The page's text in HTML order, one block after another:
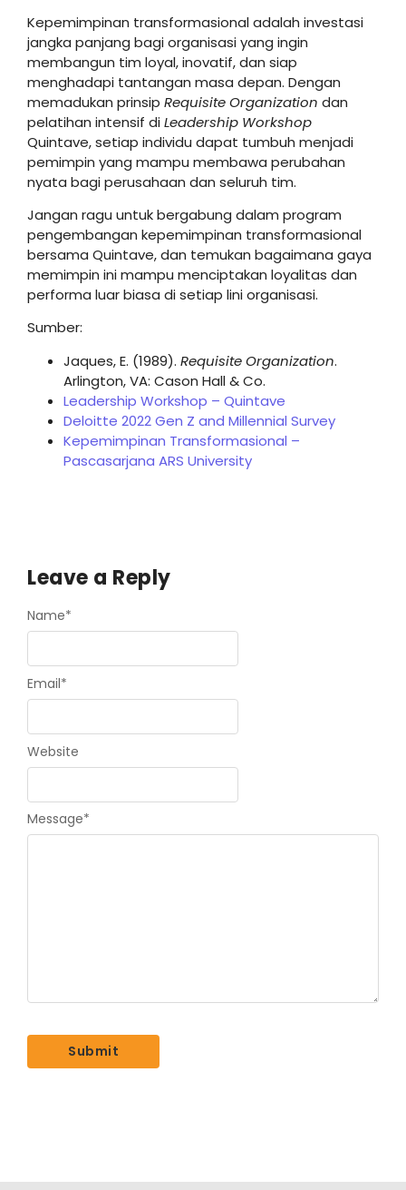
Kepemimpinan transformasional adalah investasi
jangka panjang bagi organisasi yang ingin
membangun tim loyal, inovatif, dan siap
menghadapi tantangan masa depan. Dengan
memadukan prinsip Requisite Organization dan
pelatihan intensif diLeadership Workshop
Quintave, setiap individu dapat tumbuh menjadi
pemimpin yang mampu membawa perubahan
nyata bagi perusahaan dan seluruh tim.
Jangan ragu untuk bergabung dalam program
pengembangan kepemimpinan transformasional
bersama Quintave, dan temukan bagaimana gaya
memimpin ini mampu menciptakan loyalitas dan
performa luar biasa di setiap lini organisasi.
Sumber:
Jaques, E. (1989). Requisite Organization.
Arlington, VA: Cason Hall & Co.
Leadership Workshop – Quintave
Deloitte 2022 Gen Z and Millennial Survey
Kepemimpinan Transformasional –
Pascasarjana ARS University
Leave a Reply
Message*
Name*
Email*
Website